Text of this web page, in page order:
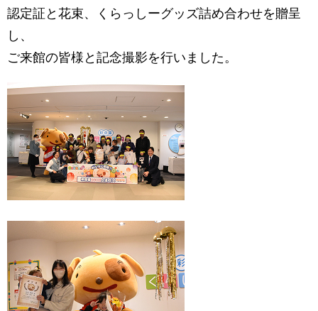
認定証と花束、くらっしーグッズ詰め合わせを贈呈
し、
ご来館の皆様と記念撮影を行いました。